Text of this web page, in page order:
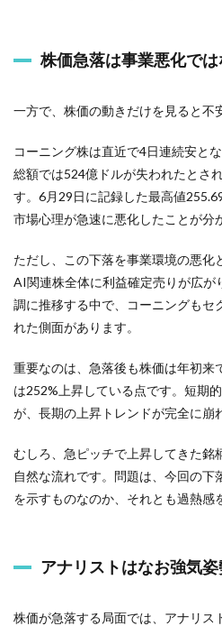
株価急落は事業悪化で
一方で、株価の動きだけを見ると不
コーニング株は直近で4日連続安と
総額では524億ドルが失われたとさ
す。6月29日に記録した最高値
市場心理が急速に悪化したことが分
ただし、この下落を事業環境の悪化
AI関連株全体に利益確定売りが広が
調に推移する中で、コーニングもセ
れた側面があります。
重要なのは、急落後も株価は年初来
は252%上昇している点です。短期
が、長期の上昇トレンドが完全に崩
むしろ、急ピッチで上昇してきた銘
自然な流れです。問題は、今回の下
を示すものなのか、それとも過熱感
アナリストはなお強気
株価が急落する局面では、アナリス